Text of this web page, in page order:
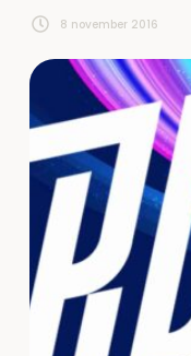
8 november 2016